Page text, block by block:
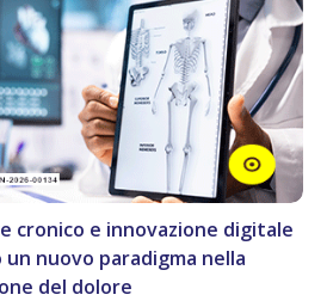
cronico e innovazione digitale
un nuovo paradigma nella
del dolore